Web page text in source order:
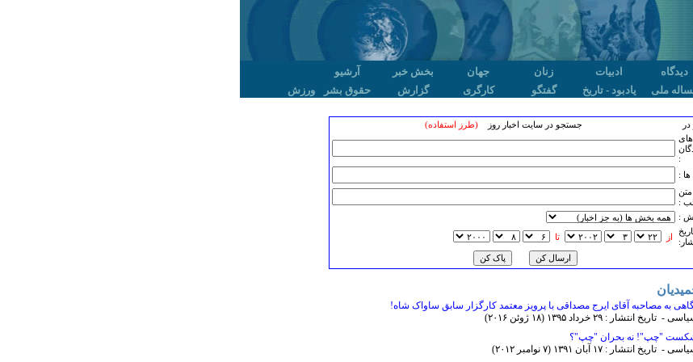
دیدگاه ادبیات زنان جهان بخش خبر
آرشیو
ملی یادبود - تاریخ گفتگو کارگری گزارش حقوق بشر ورزش
جستجو در سایت اخبار روز(طرز استفاده)
های
:
ها :
متن
:
:
از تا
به مصاحبه آقای ایرج مصداقی با پرویز معتمد کارگزار سابق ساواک شاه!
- تاریخ انتشار : ۲۹ خرداد ۱٣۹۵ (۱٨ ژوئن ۲۰۱۶)
"چپ"! نه بحران "چپ"؟
- تاریخ انتشار : ۱۷ آبان ۱٣۹۱ (۷ نوامبر ۲۰۱۲)